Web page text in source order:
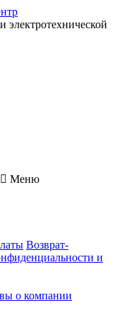
электротехнической
Меню
Возврат-
и
о компании